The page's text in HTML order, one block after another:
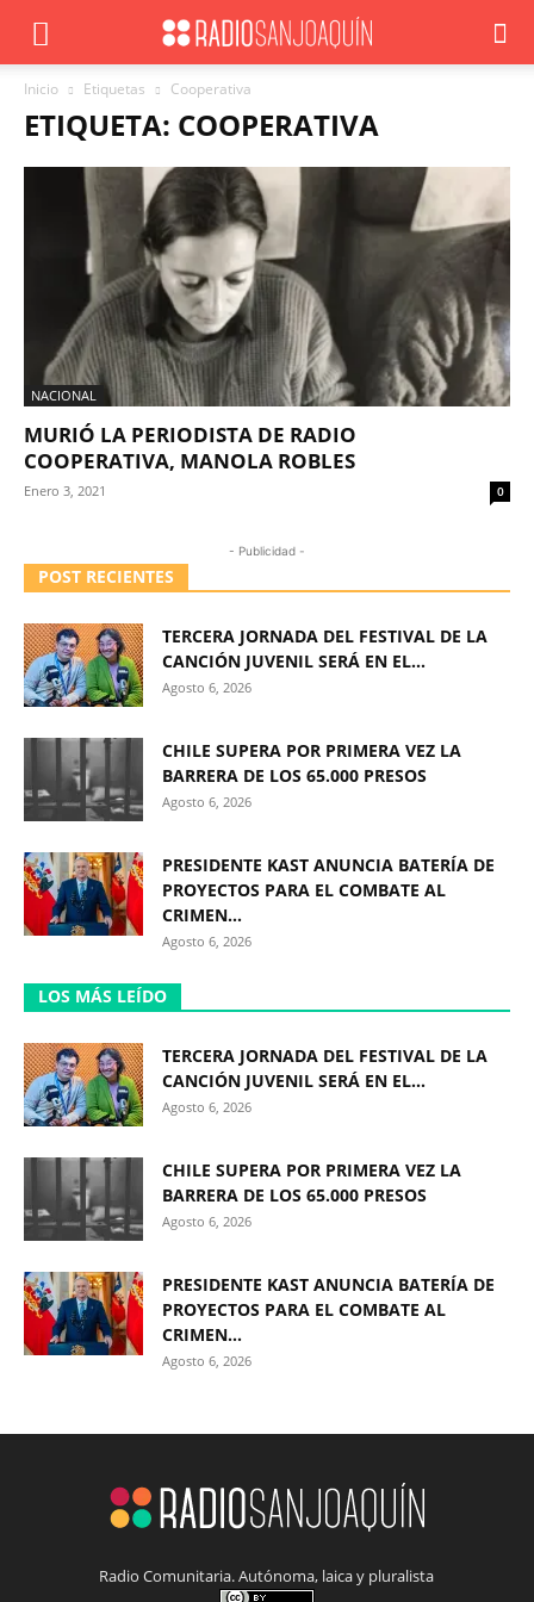
Inicio Etiquetas Cooperativa
ETIQUETA: COOPERATIVA
NACIONAL
MURIÓ LA PERIODISTA DE RADIO
COOPERATIVA, MANOLA ROBLES
Enero 3, 2021 0
- Publicidad -
POST RECIENTES
TERCERA JORNADA DEL FESTIVAL DE LA
CANCIÓN JUVENIL SERÁ EN EL...
Agosto 6, 2026
CHILE SUPERA POR PRIMERA VEZ LA
BARRERA DE LOS 65.000 PRESOS
Agosto 6, 2026
PRESIDENTE KAST ANUNCIA BATERÍA DE
PROYECTOS PARA EL COMBATE AL
CRIMEN...
Agosto 6, 2026
LOS MÁS LEÍDO
TERCERA JORNADA DEL FESTIVAL DE LA
CANCIÓN JUVENIL SERÁ EN EL...
Agosto 6, 2026
CHILE SUPERA POR PRIMERA VEZ LA
BARRERA DE LOS 65.000 PRESOS
Agosto 6, 2026
PRESIDENTE KAST ANUNCIA BATERÍA DE
PROYECTOS PARA EL COMBATE AL
CRIMEN...
Agosto 6, 2026
Radio Comunitaria. Autónoma, laica y pluralista